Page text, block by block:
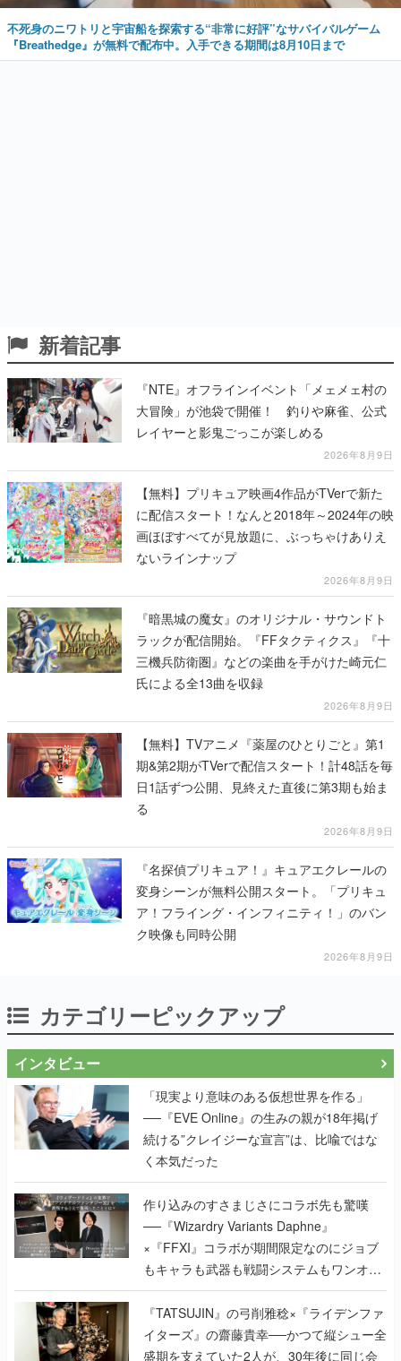
不死身のニワトリと宇宙船を探索する“非常に好評”なサバイバルゲーム
『Breathedge』が無料で配布中。入手できる期間は8月10日まで
新着記事
『NTE』オフラインイベント「メェメェ村の
大冒険」が池袋で開催！ 釣りや麻雀、公式
レイヤーと影鬼ごっこが楽しめる
2026年8月9日
【無料】プリキュア映画4作品がTVerで新た
に配信スタート！なんと2018年～2024年の映
画ほぼすべてが見放題に、ぶっちゃけありえ
ないラインナップ
2026年8月9日
『暗黒城の魔女』のオリジナル・サウンドト
ラックが配信開始。『FFタクティクス』『十
三機兵防衛圏』などの楽曲を手がけた崎元仁
氏による全13曲を収録
2026年8月9日
【無料】TVアニメ『薬屋のひとりごと』第1
期&第2期がTVerで配信スタート！計48話を毎
日1話ずつ公開、見終えた直後に第3期も始ま
る
2026年8月9日
『名探偵プリキュア！』キュアエクレールの
変身シーンが無料公開スタート。「プリキュ
ア！フライング・インフィニティ！」のバン
ク映像も同時公開
2026年8月9日
カテゴリーピックアップ
インタビュー
「現実より意味のある仮想世界を作る」
──『EVE Online』の生みの親が18年掲げ
続ける”クレイジーな宣言”は、比喩ではな
く本気だった
作り込みのすさまじさにコラボ先も驚嘆
──『Wizardry Variants Daphne』
×『FFXI』コラボが期間限定なのにジョブ
もキャラも武器も戦闘システムもワンオフ
で作り込まれた理由を両ディレクターに聞
く
『TATSUJIN』の弓削雅稔×『ライデンファ
イターズ』の齋藤貴幸──かつて縦シュー全
盛期を支えていた2人が、30年後に同じ会